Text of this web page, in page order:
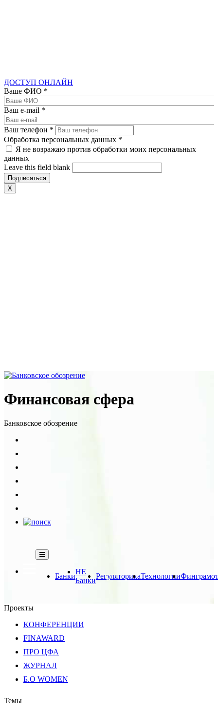
ДОСТУП ОНЛАЙН
Ваше ФИО *
Ваш e-mail *
Ваш телефон *
Обработка персональных данных *
Я не возражаю против обработки моих персональных
данных
Leave this field blank
X
Финансовая сфера
Банковское обозрение
Банки
НЕ
Банки
РегуляторикаТехнологии
Проекты
КОНФЕРЕНЦИИ
FINAWARD
ПРО ЦФА
ЖУРНАЛ
Б.О WOMEN
Темы